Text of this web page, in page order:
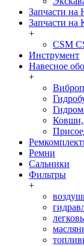
Запчасти на
Запчасти
+
CSM
Инструмент
Навесное
+
Ковши,
Ремни
Сальники
Фильтры
+